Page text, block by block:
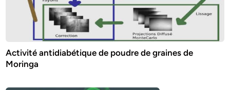
Activité antidiabétique de poudre de graines de
Moringa